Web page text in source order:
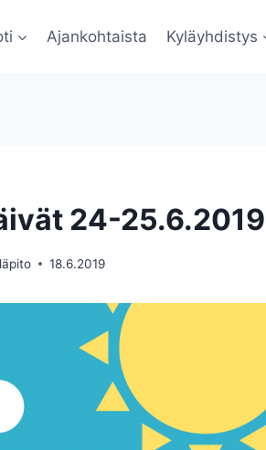
Ajankohtaista Kyläyhdistys
24-25.6.2019
18.6.2019